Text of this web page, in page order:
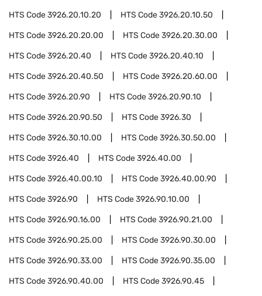
HTS Code3926.20.10.20 HTS Code3926.20.10.50
HTS Code3926.20.20.00 HTS Code3926.20.30.00
HTS Code3926.20.40 HTS Code3926.20.40.10
HTS Code3926.20.40.50 HTS Code3926.20.60.00
HTS Code3926.20.90 HTS Code3926.20.90.10
HTS Code3926.20.90.50 HTS Code3926.30
HTS Code3926.30.10.00 HTS Code3926.30.50.00
HTS Code3926.40 HTS Code3926.40.00
HTS Code3926.40.00.10 HTS Code3926.40.00.90
HTS Code3926.90 HTS Code3926.90.10.00
HTS Code3926.90.16.00 HTS Code3926.90.21.00
HTS Code3926.90.25.00 HTS Code3926.90.30.00
HTS Code3926.90.33.00 HTS Code3926.90.35.00
HTS Code3926.90.40.00 HTS Code3926.90.45